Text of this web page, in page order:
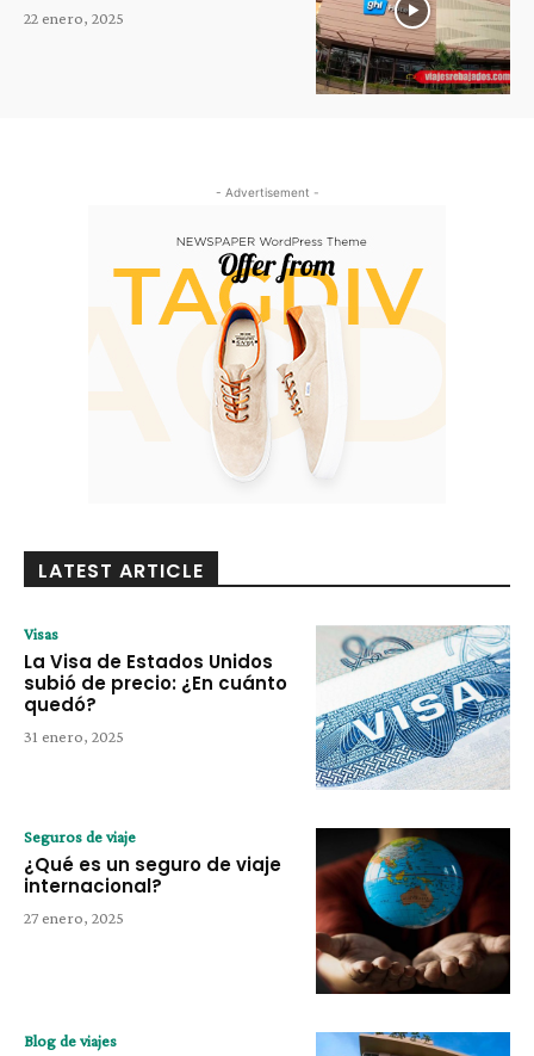
22 enero, 2025
- Advertisement -
LATEST ARTICLE
Visas
La Visa de Estados Unidos
subió de precio: ¿En cuánto
quedó?
31 enero, 2025
Seguros de viaje
¿Qué es un seguro de viaje
internacional?
27 enero, 2025
Blog de viajes